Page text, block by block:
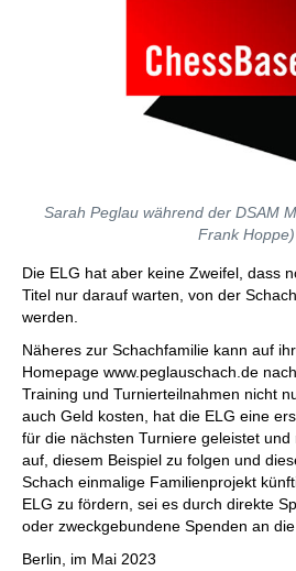
Sarah Peglau während der DSAM
Frank Hoppe)
Die ELG hat aber keine Zweifel, dass
Titel nur darauf warten, von der
werden.
Näheres zur Schachfamilie kann auf
Homepage www.peglauschach.de
Training und Turnierteilnahmen nicht
auch Geld kosten, hat die ELG eine
für die nächsten Turniere geleistet
auf, diesem Beispiel zu folgen und
Schach einmalige Familienprojekt
ELG zu fördern, sei es durch direkte
oder zweckgebundene Spenden an die
Berlin, im Mai 2023